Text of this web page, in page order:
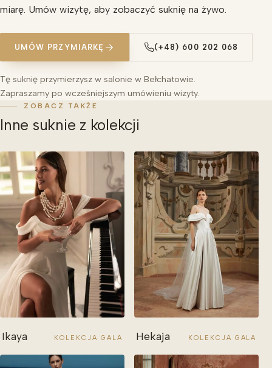
miarę. Umów wizytę, aby zobaczyć suknię na żywo.
UMÓW PRZYMIARKĘ (+48) 600 202 068
Tę suknię przymierzysz w salonie w Bełchatowie.
Zapraszamy po wcześniejszym umówieniu wizyty.
ZOBACZ TAKŻE
Inne suknie z kolekcji
Ikaya KOLEKCJA GALA Hekaja KOLEKCJA GALA